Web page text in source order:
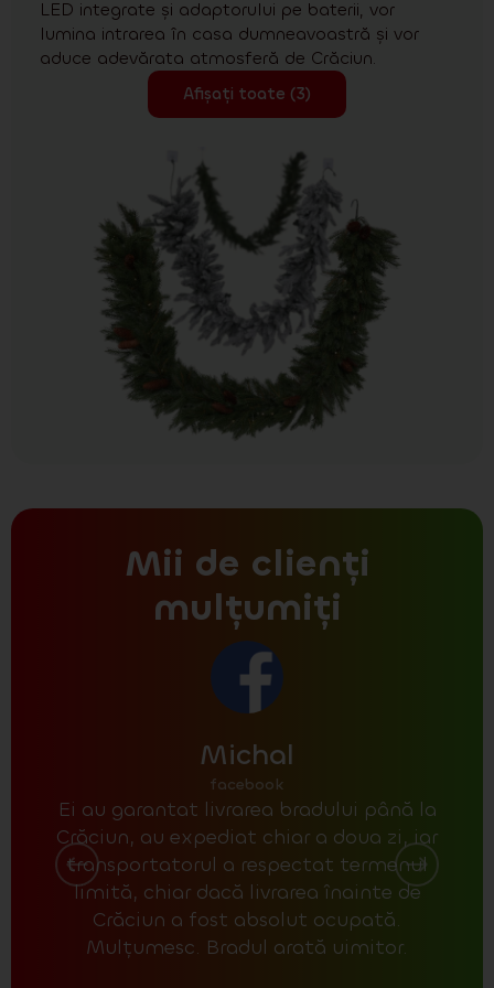
LED integrate și adaptorului pe baterii, vor
lumina intrarea în casa dumneavoastră și vor
aduce adevărata atmosferă de Crăciun.
Afișați toate (3)
Mii de clienți
mulțumiți
Michal
facebook
Ei au garantat livrarea bradului până la
Crăciun, au expediat chiar a doua zi, iar
transportatorul a respectat termenul
limită, chiar dacă livrarea înainte de
Crăciun a fost absolut ocupată.
Mulțumesc. Bradul arată uimitor.